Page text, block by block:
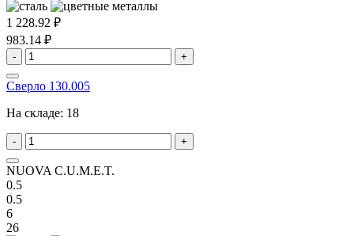
1 228.92 ₽
983.14 ₽
- +
Сверло 130.005
На складе: 18
- +
NUOVA C.U.M.E.T.
0.5
0.5
6
26